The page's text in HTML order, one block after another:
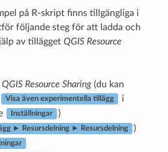
på R-skript finns tillgängliga i
följande steg för att ladda och
av tillägget QGIS Resource
QGIS Resource Sharing(du kan
Visa även experimentella tillägg
i
Inställningar
)
► Resursdelning ► Resursdelning
)